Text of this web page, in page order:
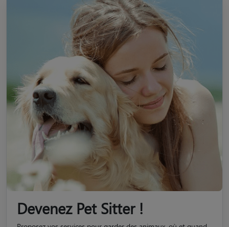
Devenez Pet Sitter !